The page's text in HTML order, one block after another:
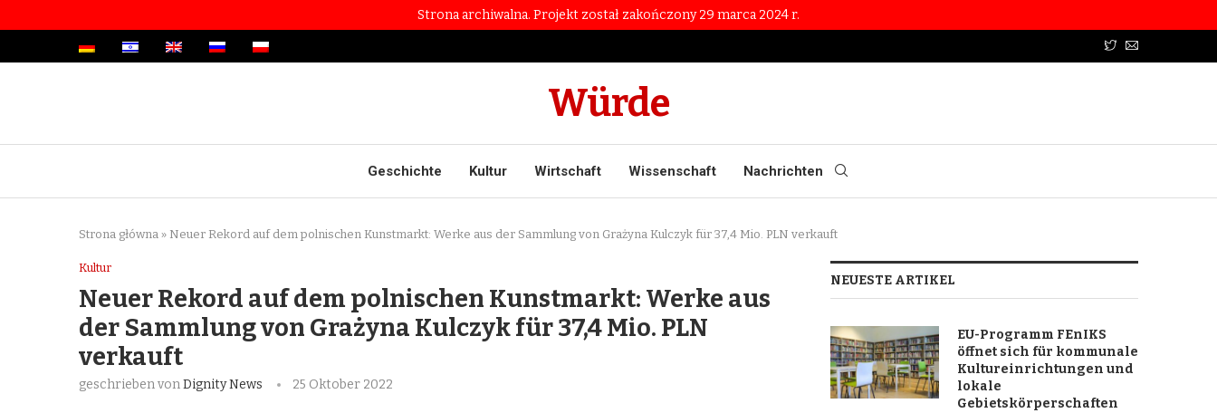
Strona archiwalna. Projekt został zakończony 29 marca 2024 r.
Würde
Geschichte Kultur Wirtschaft Wissenschaft Nachrichten
Strona główna » Neuer Rekord auf dem polnischen Kunstmarkt: Werke aus der Sammlung von Grażyna Kulczyk für 37,4 Mio. PLN verkauft
Kultur
Neuer Rekord auf dem polnischen Kunstmarkt: Werke aus
der Sammlung von Grażyna Kulczyk für 37,4 Mio. PLN
verkauft
geschrieben vonDignity News 25 Oktober 2022
NEUESTE ARTIKEL
EU-Programm FEnIKS
öffnet sich für kommunale
Kultureinrichtungen und
lokale
Gebietskörperschaften